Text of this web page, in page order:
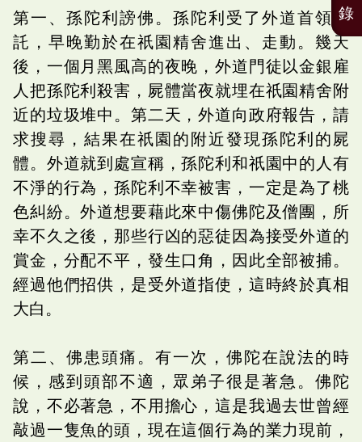
第一、孫陀利謗佛。孫陀利受了外道首領囑
託，早晚勤於在祇園精舍進出、走動。幾天
後，一個月黑風高的夜晚，外道門徒以金銀雇
人把孫陀利殺害，屍體當夜就埋在祇園精舍附
近的垃圾堆中。第二天，外道向政府報告，請
求搜尋，結果在祇園的附近發現孫陀利的屍
體。外道就到處宣稱，孫陀利和祇園中的人有
不淨的行為，孫陀利不幸被害，一定是為了桃
色糾紛。外道想要藉此來中傷佛陀及僧團，所
幸不久之後，那些行凶的惡徒因為接受外道的
賞金，分配不平，發生口角，因此全部被捕。
經過他們招供，是受外道指使，這時終於真相
大白。
第二、佛患頭痛。有一次，佛陀在說法的時
候，感到頭部不適，眾弟子很是著急。佛陀
說，不必著急，不用擔心，這是我過去世曾經
敲過一隻魚的頭，現在這個行為的業力現前，
錄